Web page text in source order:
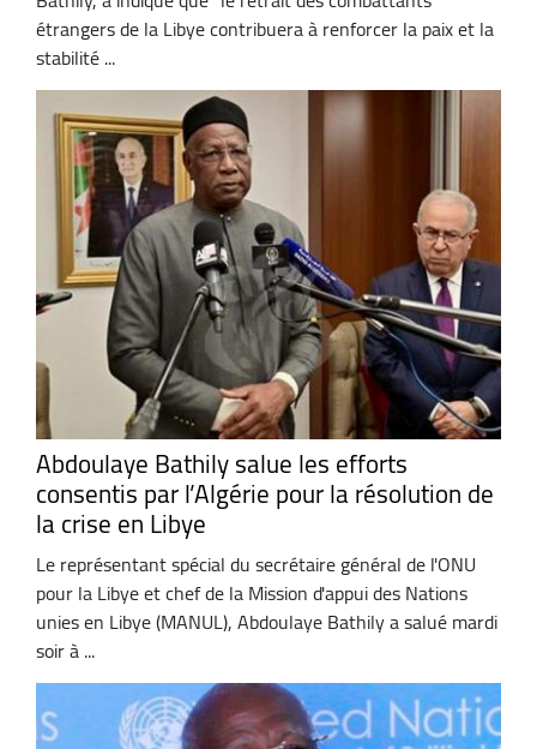
étrangers de la Libye contribuera à renforcer la paix et la
stabilité ...
Abdoulaye Bathily salue les efforts
consentis par l’Algérie pour la résolution de
la crise en Libye
Le représentant spécial du secrétaire général de l'ONU
pour la Libye et chef de la Mission d'appui des Nations
unies en Libye (MANUL), Abdoulaye Bathily a salué mardi
soir à ...